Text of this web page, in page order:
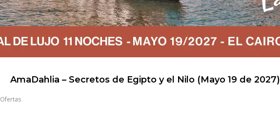
AmaDahlia – Secretos de Egipto y el Nilo (Mayo 19 de 2027)
Ofertas